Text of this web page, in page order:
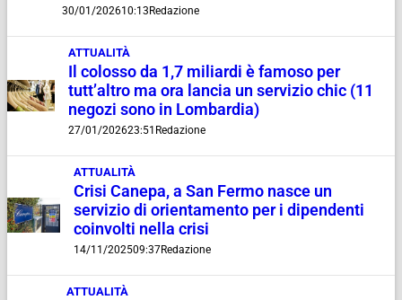
30/01/202610:13Redazione
ATTUALITÀ
Il colosso da 1,7 miliardi è famoso per
tutt’altro ma ora lancia un servizio chic (11
negozi sono in Lombardia)
27/01/202623:51 Redazione
ATTUALITÀ
Crisi Canepa, a San Fermo nasce un
servizio di orientamento per i dipendenti
coinvolti nella crisi
14/11/202509:37Redazione
ATTUALITÀ